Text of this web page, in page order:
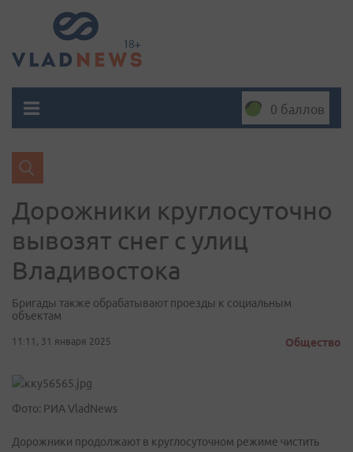
0 баллов
Дорожники круглосуточно
вывозят снег с улиц
Владивостока
Бригады также обрабатывают проезды к социальным
объектам
11:11, 31 января 2025 Общество
Фото: РИА VladNews
Дорожники продолжают в круглосуточном режиме чистить